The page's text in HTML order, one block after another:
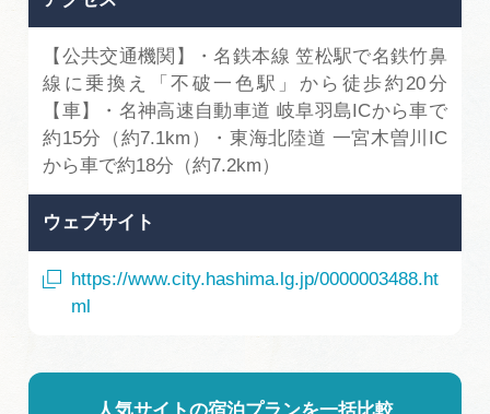
【公共交通機関】・名鉄本線 笠松駅で名鉄竹鼻
線に乗換え「不破一色駅」から徒歩約20分
【車】・名神高速自動車道 岐阜羽島ICから車で
約15分（約7.1km）・東海北陸道 一宮木曽川IC
から車で約18分（約7.2km）
ウェブサイト
https://www.city.hashima.lg.jp/0000003488.ht
ml
人気サイトの宿泊プランを一括比較